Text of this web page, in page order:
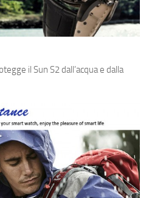
il Sun S2 dall’acqua e dalla